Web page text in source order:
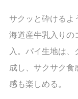
サクッと砕けるよ
海道産牛乳入りの
入。パイ生地は、
成し、サクサク食
感も楽しめる。